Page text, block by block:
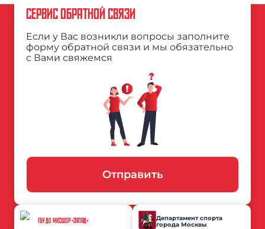
СЕРВИС ОБРАТНОЙ СВЯЗИ
Если у Вас возникли вопросы заполните
форму обратной связи и мы обязательно
с Вами свяжемся
Отправить
ГБУ ДО МКСШОР «ЗАПАД»
Департамент спорта
города Москвы